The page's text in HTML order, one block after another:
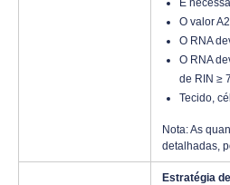
É
O valor
O RNA
O RNA
de RIN ≥
Tecido,
Nota: As
detalhadas,
Estratégia